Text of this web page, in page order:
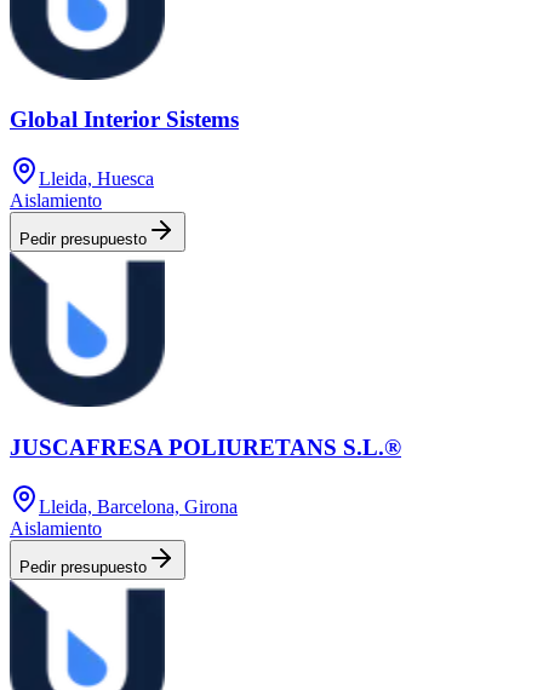
Global Interior Sistems
Lleida, Huesca
Aislamiento
Pedir presupuesto
JUSCAFRESA POLIURETANS S.L.®
Lleida, Barcelona, Girona
Aislamiento
Pedir presupuesto